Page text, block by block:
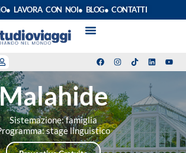
● LAVORA CON NOI● BLOG● CONTATTI
Sistemazione: famiglia
stage linguistico